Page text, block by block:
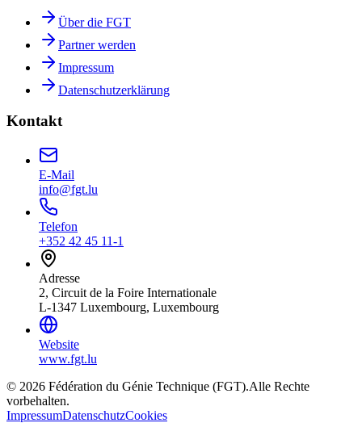
Über die FGT
Partner werden
Impressum
Datenschutzerklärung
Kontakt
E-Mail
info@fgt.lu
Telefon
+352 42 45 11-1
Adresse
2, Circuit de la Foire Internationale
L-1347 Luxembourg, Luxembourg
Website
www.fgt.lu
© 2026 Fédération du Génie Technique (FGT).Alle Rechte
vorbehalten.
ImpressumDatenschutzCookies